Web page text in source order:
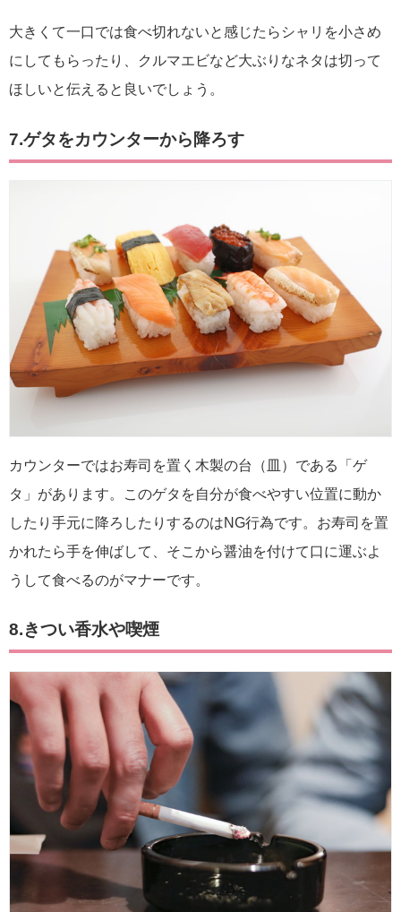
大きくて一口では食べ切れないと感じたらシャリを小さめ
にしてもらったり、クルマエビなど大ぶりなネタは切って
ほしいと伝えると良いでしょう。
7.ゲタをカウンターから降ろす
カウンターではお寿司を置く木製の台（皿）である「ゲ
タ」があります。このゲタを自分が食べやすい位置に動か
したり手元に降ろしたりするのはNG行為です。お寿司を置
かれたら手を伸ばして、そこから醤油を付けて口に運ぶよ
うして食べるのがマナーです。
8.きつい香水や喫煙